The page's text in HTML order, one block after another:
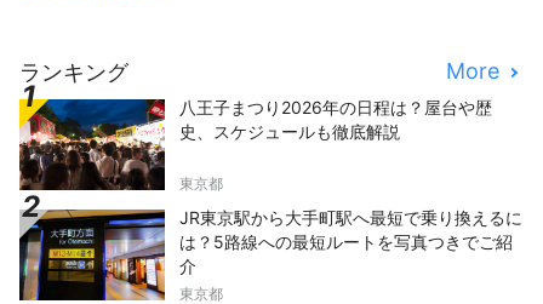
ランキング More
八王子まつり2026年の日程は？屋台や歴
史、スケジュールも徹底解説
東京都
JR東京駅から大手町駅へ最短で乗り換えるに
は？5路線への最短ルートを写真つきでご紹
介
東京都